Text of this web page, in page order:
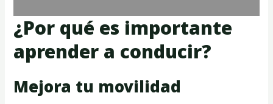
¿Por qué es importante
aprender a conducir?
Mejora tu movilidad